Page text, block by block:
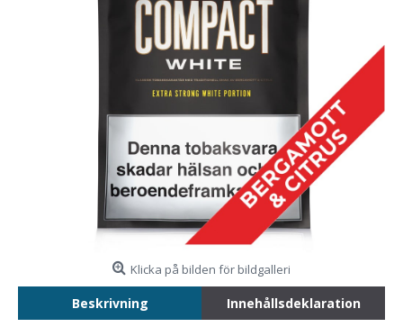
Klicka på bilden för bildgalleri
Beskrivning Innehållsdeklaration